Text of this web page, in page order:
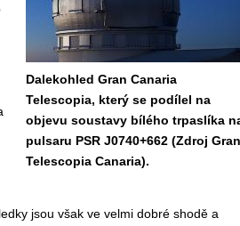
Dalekohled Gran Canaria
Telescopia, který se podílel na
objevu soustavy bílého trpaslíka
pulsaru PSR J0740+662 (Zdroj Gran
Telescopia Canaria).
jsou však ve velmi dobré shodě a